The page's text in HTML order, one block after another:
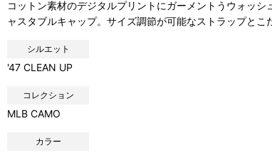
コットン素材のデジタルプリントにガーメントうウォッ
ャスタブルキャップ。サイズ調節が可能なストラップと
シルエット
'47 CLEAN UP
コレクション
MLB CAMO
カラー